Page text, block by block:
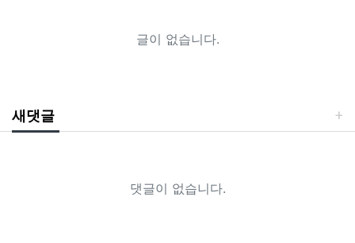
글이 없습니다.
새댓글
댓글이 없습니다.